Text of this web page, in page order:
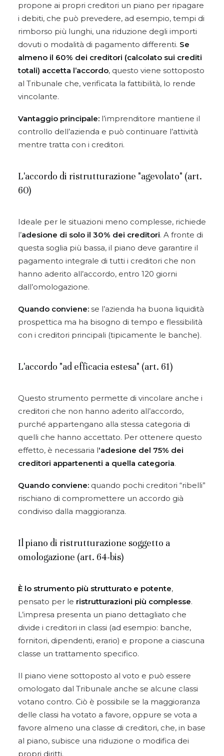
propone ai propri creditori un piano per ripagare
i debiti, che può prevedere, ad esempio, tempi di
rimborso più lunghi, una riduzione degli importi
dovuti o modalità di pagamento differenti. Se
almeno il 60% dei creditori (calcolato sui crediti
totali) accetta l’accordo, questo viene sottoposto
al Tribunale che, verificata la fattibilità, lo rende
vincolante.
Vantaggio principale: l’imprenditore mantiene il
controllo dell’azienda e può continuare l’attività
mentre tratta con i creditori.
L'accordo di ristrutturazione "agevolato" (art.
60)
Ideale per le situazioni meno complesse, richiede
l’adesione di solo il 30% dei creditori. A fronte di
questa soglia più bassa, il piano deve garantire il
pagamento integrale di tutti i creditori che non
hanno aderito all’accordo, entro 120 giorni
dall’omologazione.
Quando conviene: se l’azienda ha buona liquidità
prospettica ma ha bisogno di tempo e flessibilità
con i creditori principali (tipicamente le banche).
L'accordo "ad efficacia estesa" (art. 61)
Questo strumento permette di vincolare anche i
creditori che non hanno aderito all’accordo,
purché appartengano alla stessa categoria di
quelli che hanno accettato. Per ottenere questo
effetto, è necessaria l‘adesione del 75% dei
creditori appartenenti a quella categoria.
Quando conviene: quando pochi creditori “ribelli”
rischiano di compromettere un accordo già
condiviso dalla maggioranza.
Il piano di ristrutturazione soggetto a
omologazione (art. 64-bis)
È lo strumento più strutturato e potente,
pensato per le ristrutturazioni più complesse.
L’impresa presenta un piano dettagliato che
divide i creditori in classi (ad esempio: banche,
fornitori, dipendenti, erario) e propone a ciascuna
classe un trattamento specifico.
Il piano viene sottoposto al voto e può essere
omologato dal Tribunale anche se alcune classi
votano contro. Ciò è possibile se la maggioranza
delle classi ha votato a favore, oppure se vota a
favore almeno una classe di creditori, che, in base
al piano, subisce una riduzione o modifica dei
propri diritti.